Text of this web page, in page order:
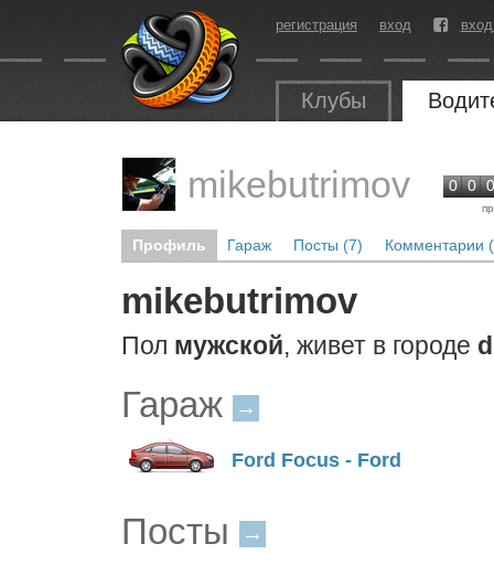
регистрация вход
Клубы
mikebutrimov 0 0 0
Профиль Гараж Посты (7) Комментарии
mikebutrimov
Пол мужской, живет в городе
Гараж →
Ford Focus - Ford
Посты →